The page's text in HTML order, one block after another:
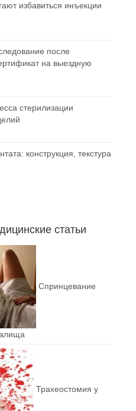
избавиться инъекции
после
на выездную
стерилизации
конструкция, текстура
статьи
Спринцевание
Трахеостомия у